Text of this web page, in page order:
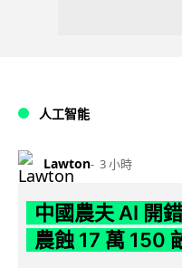
人工智能
Lawton 3 小時
中國農夫 AI 開
農蝕 17 萬 150